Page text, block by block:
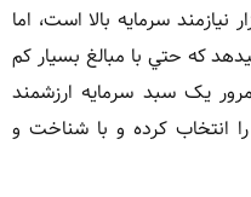
نيازمند سرمايه بالا است، اما
که حتي با مبالغ بسيار کم
يک سبد سرمايه ارزشمند
کرده و با شناخت و